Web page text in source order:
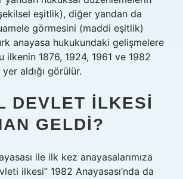
eşitlik), diğer yandan da
görmesini (maddi eşitlik)
anayasa hukukundaki gelişmelere
ilkenin 1876, 1924, 1961 ve 1982
aldığı görülür.
DEVLET ILKESI
GELDI?
ile ilk kez anayasalarımıza
ilkesi” 1982 Anayasası’nda da